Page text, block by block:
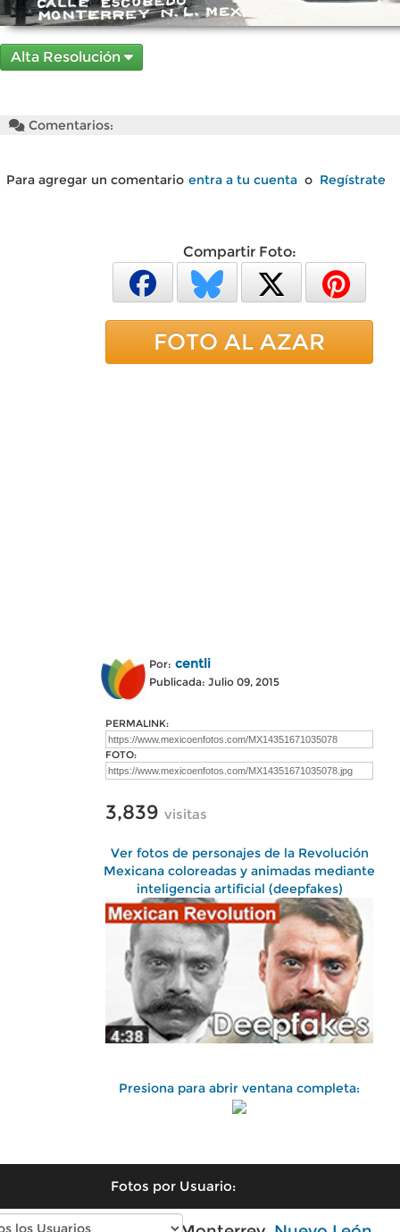
Alta Resolución
Comentarios:
Para agregar un comentario entra a tu cuenta o Regístrate
Compartir Foto:
FOTO AL AZAR
Por: centli
Publicada: Julio 09, 2015
PERMALINK:
FOTO:
3,839 visitas
Ver fotos de personajes de la Revolución
Mexicana coloreadas y animadas mediante
inteligencia artificial (deepfakes)
Presiona para abrir ventana completa:
Fotos por Usuario: